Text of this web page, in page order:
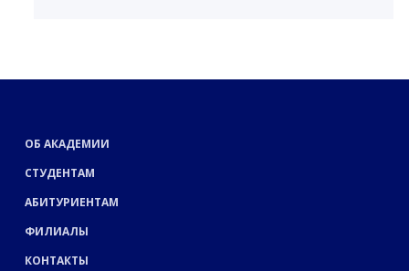
ОБ АКАДЕМИИ
СТУДЕНТАМ
АБИТУРИЕНТАМ
ФИЛИАЛЫ
КОНТАКТЫ